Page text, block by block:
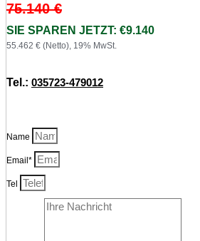
75.140€
SIE SPAREN JETZT: €9.140
55.462 € (Netto), 19% MwSt.
Tel.: 035723-479012
Name
Email*
Tel